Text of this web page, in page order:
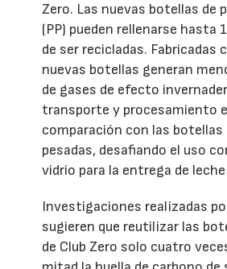
Zero. Las nuevas botellas de
(PP) pueden rellenarse hasta
de ser recicladas. Fabricadas
nuevas botellas generan
de gases de efecto
transporte y procesamiento
comparación con las botellas
pesadas, desafiando el uso
vidrio para la entrega de
Investigaciones realizadas
sugieren que reutilizar las
de Club Zero solo cuatro